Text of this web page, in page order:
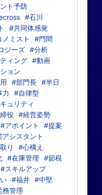
ト予防
#石川
#共同体感覚
ミスト
#門間
ジーズ #分析
ィング #動画
ョン
#部門長 #半日
力
#自律型
ュリティ
役 #経営姿勢
#アポイント
#提案
シスタント
り
#心構え
#在庫管理
#節税
#スキルアップ
#福井 #中堅
務管理